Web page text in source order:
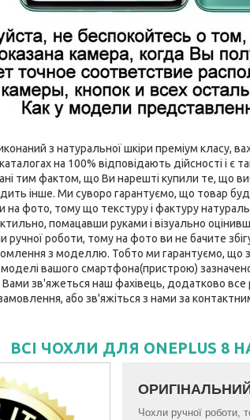
з натуральної шкіри преміум класу,
на 100% відповідають дійсності і є
тим фактом, що Ви нарешті купили те, що
інше. Ми суворо гарантуємо, що товар буде
на фото, тому що текстуру і фактуру
помацавши руками і візуально
роботи, тому на фото ви не бачите
з моделлю. Тобто ми гарантуємо, що
вашого смартфона(пристрою)
зв'яжеться наш фахівець, додатково все
або зв'яжіться з нами за
ВСІ ЧОХЛИ ДЛЯ ONEPLUS 8
Чохли ручної роботи,